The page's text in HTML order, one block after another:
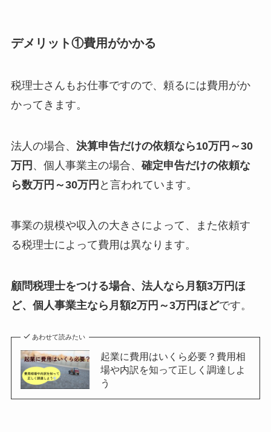
デメリット①費用がかかる
税理士さんもお仕事ですので、頼るには費用がか
かってきます。
法人の場合、 決算申告だけの依頼なら10万円～30
万円 、個人事業主の場合、 確定申告だけの依頼な
ら数万円～30万円 と言われています。
事業の規模や収入の大きさによって、また依頼す
る税理士によって費用は異なります。
顧問税理士をつける場合、法人なら月額3万円ほ
ど、個人事業主なら月額2万円～3万円ほどです。
あわせて読みたい
起業に費用はいくら必要？費用相
場や内訳を知って正しく調達しよ
う